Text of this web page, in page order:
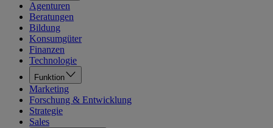
Agenturen
Beratungen
Bildung
Konsumgüter
Finanzen
Technologie
Funktion
Marketing
Forschung & Entwicklung
Strategie
Sales